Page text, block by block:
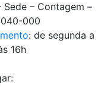
– Contagem –
000
: de segunda a
16h